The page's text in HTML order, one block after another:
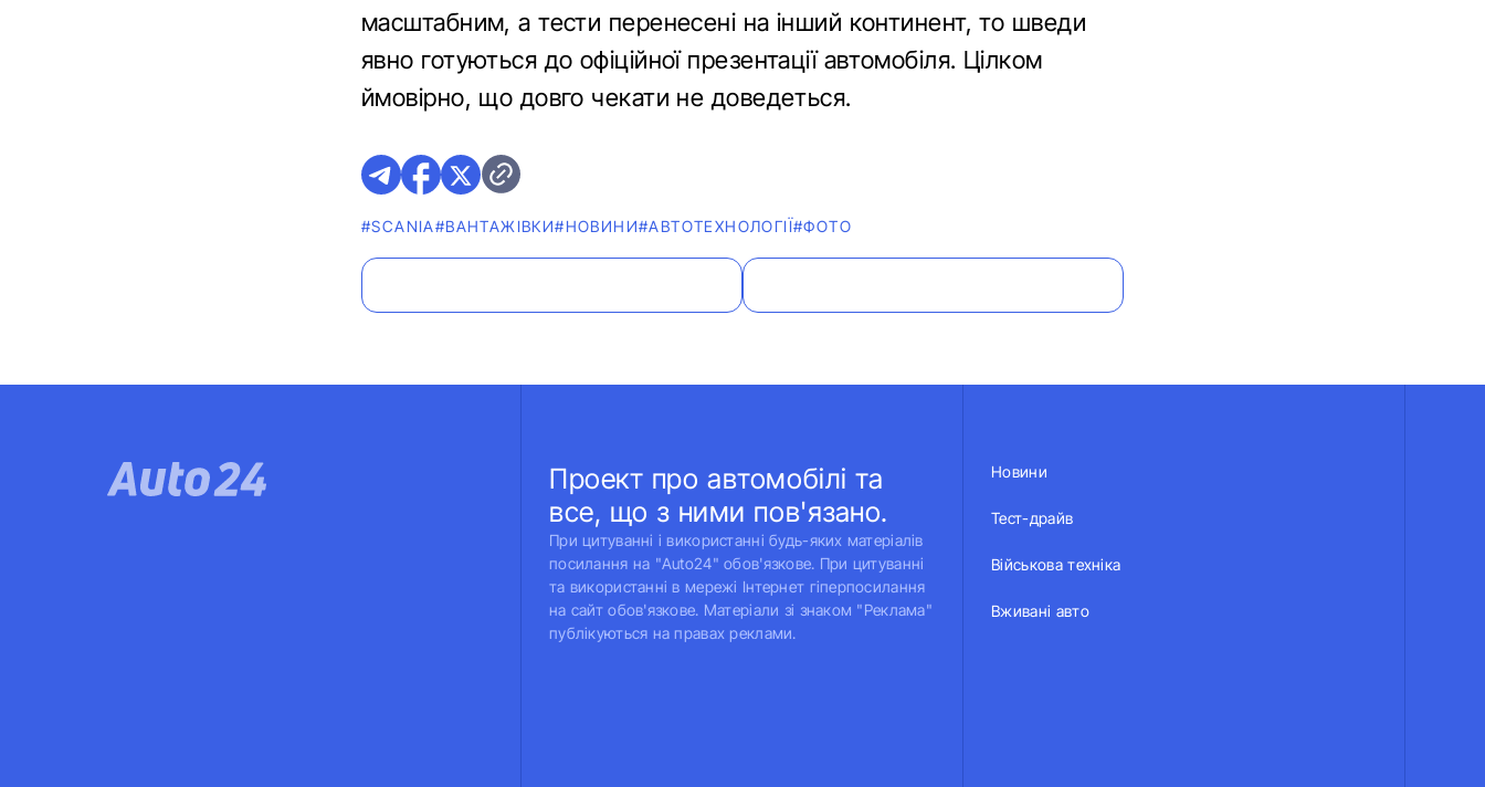
масштабним, а тести перенесені на інший континент, то шведи
явно готуються до офіційної презентації автомобіля. Цілком
ймовірно, що довго чекати не доведеться.
#SCANIA#ВАНТАЖІВКИ#НОВИНИ#АВТОТЕХНОЛОГІЇ#ФОТО
Проект про автомобілі та
все, що з ними пов'язано.
При цитуванні і використанні будь-яких матеріалів
посилання на "Auto24" обов'язкове. При цитуванні
та використанні в мережі Інтернет гіперпосилання
на сайт обов'язкове. Матеріали зі знаком "Реклама"
публікуються на правах реклами.
Новини
Тест-драйв
Військова техніка
Вживані авто